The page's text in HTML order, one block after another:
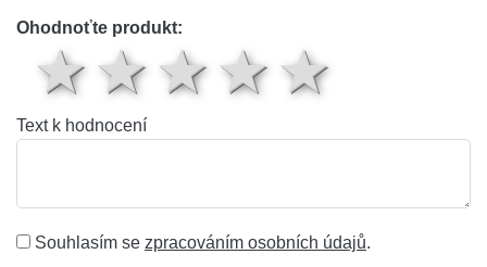
Ohodnoťte produkt:
4
3 hvězdy
2 hvězdy
1 hvězda
Text k hodnocení
Souhlasím se zpracováním osobních údajů.